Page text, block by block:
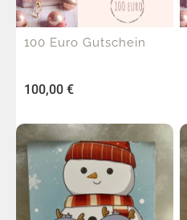
100 Euro Gutschein
100,00 €